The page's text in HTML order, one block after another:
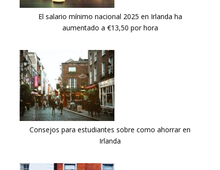
El salario mínimo nacional 2025 en Irlanda ha
aumentado a €13,50 por hora
Consejos para estudiantes sobre como ahorrar en
Irlanda